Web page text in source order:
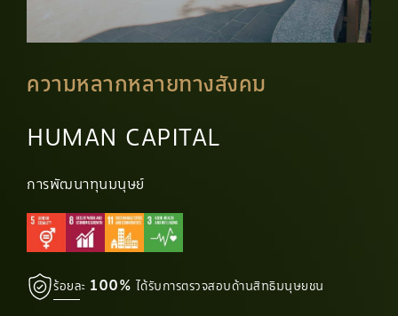
ความหลากหลายทางสังคม
HUMAN CAPITAL
การพัฒนาทุนมนุษย์
ร้อยละ 100% ได้รับการตรวจสอบด้านสิทธิมนุษยชน